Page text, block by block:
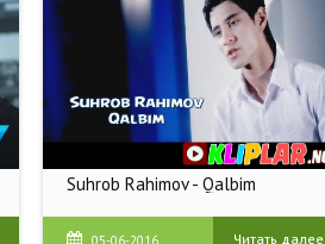
Suhrob Rahimov - Qalbim
Рахимов - Калбим
05-06-2016 Читать далее